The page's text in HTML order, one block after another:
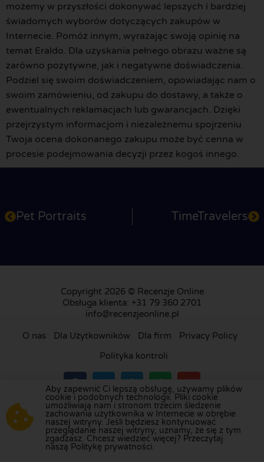
możemy w przyszłości dokonywać lepszych i bardziej
świadomych wyborów dotyczących zakupów w
Internecie. Pomóż innym, wyrażając swoją opinię na
temat Eraldo. Dla uzyskania pełnego obrazu ważne są
zarówno pozytywne, jak i negatywne doświadczenia.
Podziel się swoim doświadczeniem, opowiadając nam o
swoim zamówieniu, od zakupu do dostawy, a także o
ewentualnych reklamacjach lub gwarancjach. Dzięki
przejrzystym informacjom i niezależnemu spojrzeniu
Twoja ocena dokonanego zakupu może być cenna w
procesie podejmowania decyzji przez kogoś innego.
Pet Portraits TimeTravelers
Copyright 2026 © Recenzje Online
Obsługa klienta: +31 79 360 2701
info@recenzjeonline.pl
O nas Dla Użytkowników Dla firm
Privacy Policy
Polityka kontroli
Odwiedź naszą platformę recenzji wHolandii,
Wielkiej Brytanii,Francji,Niemczech,Belgii,
Hiszpanii,Włoszech, Portugalii,Danii,Finlandii i
Szwecji.
Aby zapewnić Ci lepszą obsługę, używamy plików
cookie i podobnych technologii. Pliki cookie
umożliwiają nam i stronom trzecim śledzenie
zachowania użytkownika w Internecie w obrębie
naszej witryny. Jeśli będziesz kontynuować
przeglądanie naszej witryny, uznamy, że się z tym
zgadzasz. Chcesz wiedzieć więcej? Przeczytaj
naszą Politykę prywatności.